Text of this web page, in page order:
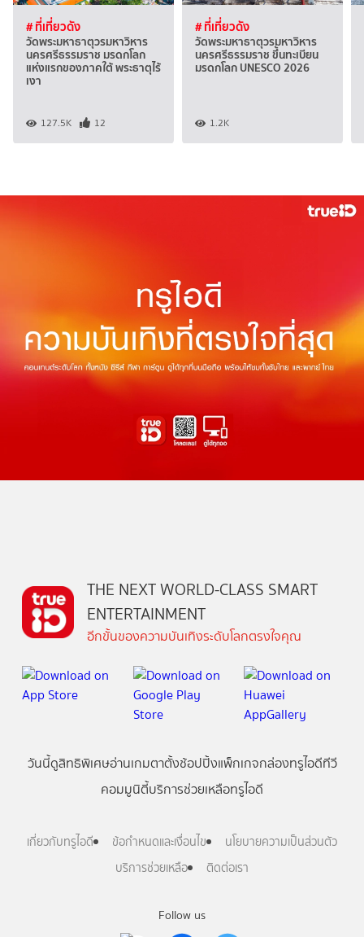
# ที่เที่ยวดัง
วัดพระมหาธาตุวรมหาวิหาร
นครศรีธรรมราช มรดกโลก
แห่งแรกของภาคใต้ พระธาตุไร้
เงา
127.5K 12
# ที่เที่ยวดัง
วัดพระมหาธาตุวรมหาวิหาร
นครศรีธรรมราช ขึ้นทะเบียน
มรดกโลก UNESCO 2026
1.2K
Follow us
THE NEXT WORLD-CLASS SMART
ENTERTAINMENT
อีกขั้นของความบันเทิงระดับโลกตรงใจคุณ
วันนี้ดูสิทธิพิเศษอ่านเกมตาตั้งช้อปปิ้งแพ็กเกจกล่องทรูไอดีทีวี
คอมมูนิตี้บริการช่วยเหลือทรูไอดี
เกี่ยวกับทรูไอดี ข้อกำหนดและเงื่อนไข
นโยบายความเป็นส่วนตัว
บริการช่วยเหลือ
ติดต่อเรา